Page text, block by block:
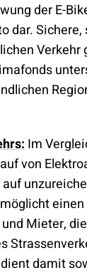
der E-
dar.
Verkehr
Im
von
Mieter,
damit